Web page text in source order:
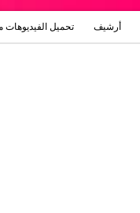
أرشيف تحميل الفيديوهات